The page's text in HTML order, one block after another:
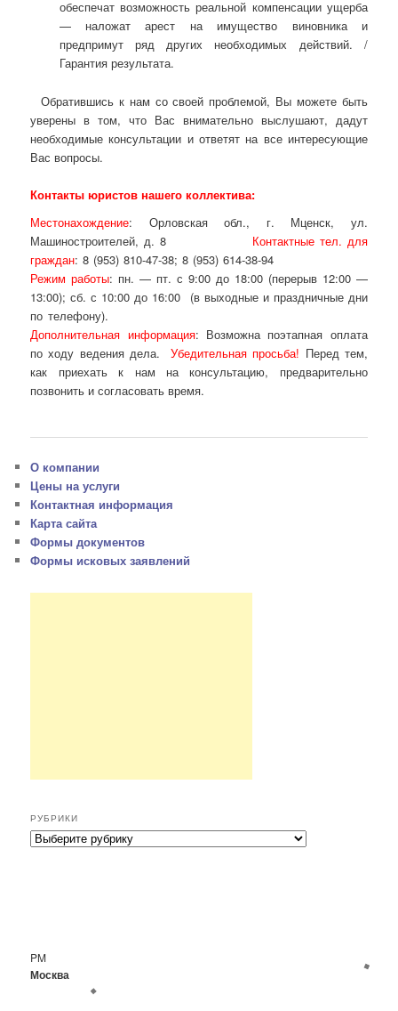
обеспечат возможность реальной компенсации ущерба
— наложат арест на имущество виновника и
предпримут ряд других необходимых действий. /
Гарантия результата.
Обратившись к нам со своей проблемой, Вы можете быть
уверены в том, что Вас внимательно выслушают, дадут
необходимые консультации и ответят на все интересующие
Вас вопросы.
Контакты юристов нашего коллектива:
Местонахождение: Орловская обл., г. Мценск, ул.
Машиностроителей, д. 8 Контактные тел. для
граждан: 8 (953) 810-47-38; 8 (953) 614-38-94
Режим работы: пн. — пт. с 9:00 до 18:00 (перерыв 12:00 —
13:00); сб. с 10:00 до 16:00 (в выходные и праздничные дни
по телефону).
Дополнительная информация: Возможна поэтапная оплата
по ходу ведения дела.Убедительная просьба! Перед тем,
как приехать к нам на консультацию, предварительно
позвонить и согласовать время.
О компании
Цены на услуги
Контактная информация
Карта сайта
Формы документов
Формы исковых заявлений
РУБРИКИ
Р
PM
Москва